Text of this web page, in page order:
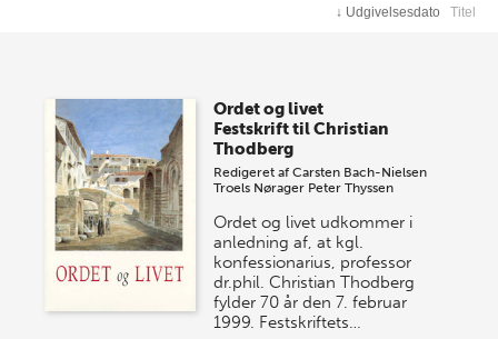
↓ Udgivelsesdato Titel
Ordet og livet
Festskrift til Christian
Thodberg
Redigeret afCarsten Bach-Nielsen
Troels Nørager Peter Thyssen
Ordet og livet udkommer i
anledning af, at kgl.
konfessionarius, professor
dr.phil. Christian Thodberg
fylder 70 år den 7. februar
1999. Festskriftets…